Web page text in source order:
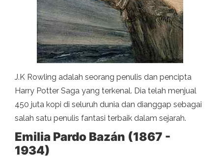
J.K Rowling adalah seorang penulis dan pencipta
Harry Potter Saga yang terkenal. Dia telah menjual
450 juta kopi di seluruh dunia dan dianggap sebagai
salah satu penulis fantasi terbaik dalam sejarah.
Emilia Pardo Bazán (1867 -
1934)